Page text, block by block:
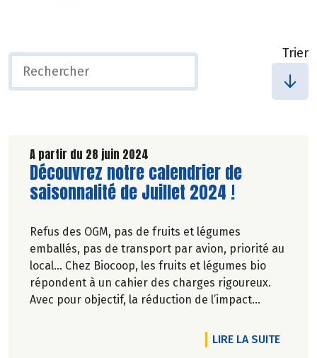
Trier
A partir du 28 juin 2024
Lire la suite de l'article
Découvrez notre calendrier de
saisonnalité de Juillet 2024 !
Refus des OGM, pas de fruits et légumes
emballés, pas de transport par avion, priorité au
local… Chez Biocoop, les fruits et légumes bio
répondent à un cahier des charges rigoureux.
Avec pour objectif, la réduction de l’impact
l’environnement. Parce que manger des produits
de qualité rime avec respect de la saisonnalité,
LIRE LA SUITEDE